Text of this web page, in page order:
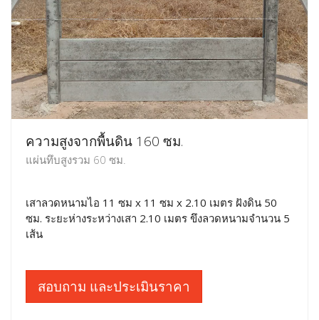
ความสูงจากพื้นดิน 160 ซม.
แผ่นทึบสูงรวม 60 ซม.
เสาลวดหนามไอ 11 ซม x 11 ซม x 2.10 เมตร ฝังดิน 50
ซม. ระยะห่างระหว่างเสา 2.10 เมตร ขึงลวดหนามจำนวน 5
เส้น
สอบถาม และประเมินราคา